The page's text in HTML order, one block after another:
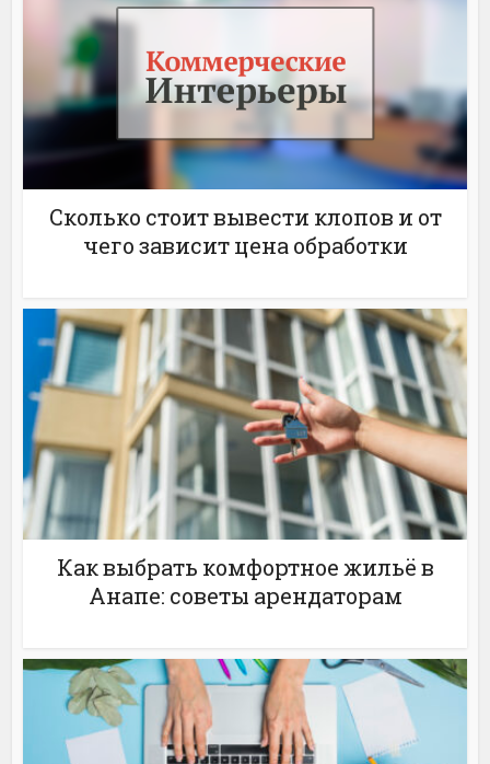
Сколько стоит вывести клопов и от
чего зависит цена обработки
Как выбрать комфортное жильё в
Анапе: советы арендаторам